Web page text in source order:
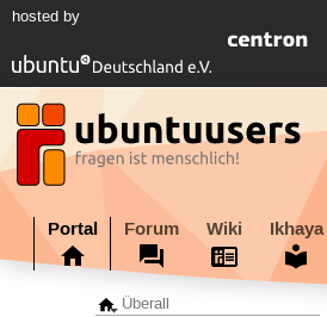
hosted by
Portal Forum Wiki Ikhaya